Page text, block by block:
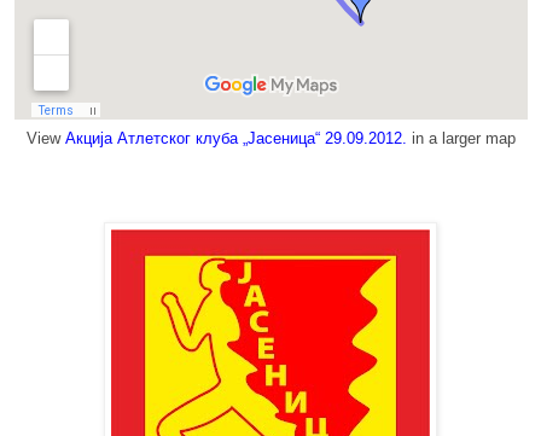
View Акција Атлетског клуба „Јасеница“ 29.09.2012. in a larger map